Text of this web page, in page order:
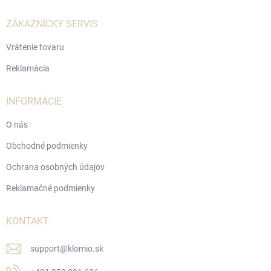
ZÁKAZNÍCKY SERVIS
Vrátenie tovaru
Reklamácia
INFORMÁCIE
O nás
Obchodné podmienky
Ochrana osobných údajov
Reklamačné podmienky
KONTAKT
support@klomio.sk